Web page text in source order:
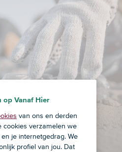
op Vanaf Hier
van ons en derden
cookies verzamelen we
je internetgedrag. We
profiel van jou. Dat